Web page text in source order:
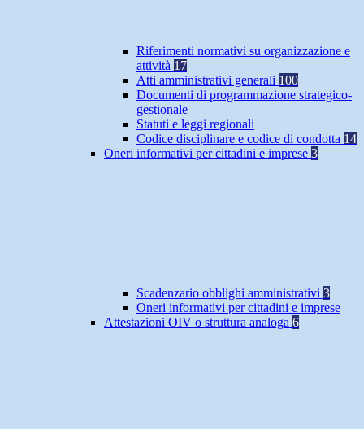
Riferimenti normativi su organizzazione e
attività 17
Atti amministrativi generali 100
Documenti di programmazione strategico-
gestionale
Statuti e leggi regionali
Codice disciplinare e codice di condotta 14
Oneri informativi per cittadini e imprese 3
Scadenzario obblighi amministrativi 3
Oneri informativi per cittadini e imprese
Attestazioni OIV o struttura analoga 6